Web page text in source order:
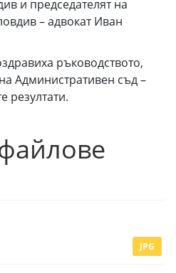
и председателят на
– адвокат Иван
ръководството,
Административен съд –
резултати.
JPG